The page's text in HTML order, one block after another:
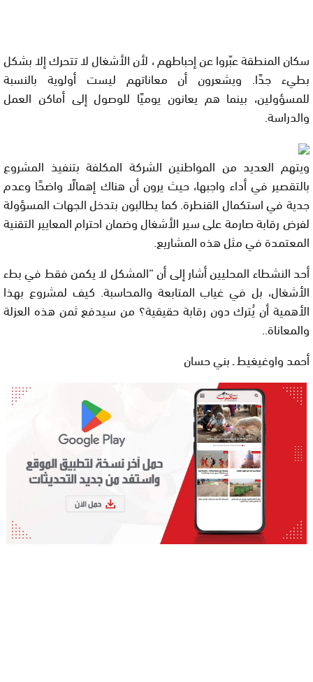
سكان المنطقة عبّروا عن إحباطهم ، لأن الأشغال لا تتحرك إلا بشكل
بطيء جدًا. ويشعرون أن معاناتهم ليست أولوية بالنسبة
للمسؤولين، بينما هم يعانون يوميًا للوصول إلى أماكن العمل
والدراسة.
ويتهم العديد من المواطنين الشركة المكلفة بتنفيذ المشروع
بالتقصير في أداء واجبها، حيث يرون أن هناك إهمالًا واضحًا وعدم
جدية في استكمال القنطرة. كما يطالبون بتدخل الجهات المسؤولة
لفرض رقابة صارمة على سير الأشغال وضمان احترام المعايير التقنية
المعتمدة في مثل هذه المشاريع.
أحد النشطاء المحليين أشار إلى أن “المشكل لا يكمن فقط في بطء
الأشغال، بل في غياب المتابعة والمحاسبة. كيف لمشروع بهذا
الأهمية أن يُترك دون رقابة حقيقية؟ من سيدفع ثمن هذه العزلة
والمعاناة..
أحمد واوغيغيط ـ بني حسان